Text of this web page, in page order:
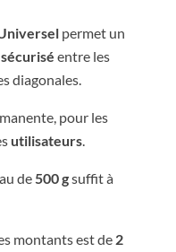
permet un
sécurisé entre les
diagonales.
pour les
utilisateurs
de 500 gsuffit à
montants est de 2